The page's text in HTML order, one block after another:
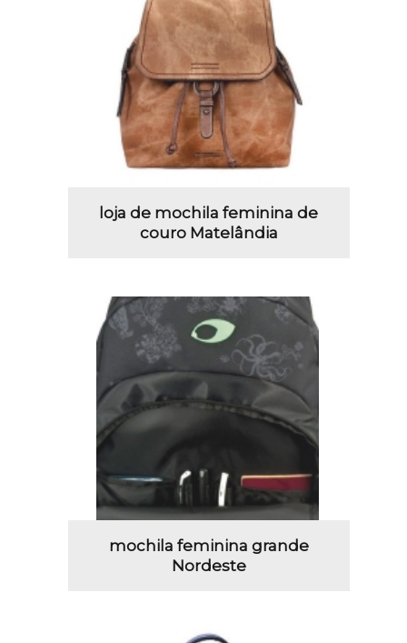
loja de mochila feminina de
couro Matelândia
mochila feminina grande
Nordeste